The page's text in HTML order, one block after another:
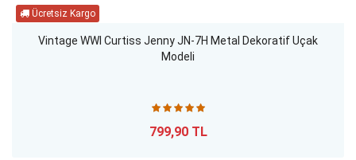
Vintage WWI Curtiss Jenny JN-7H Metal Dekoratif Uçak
Modeli
799,90 TL